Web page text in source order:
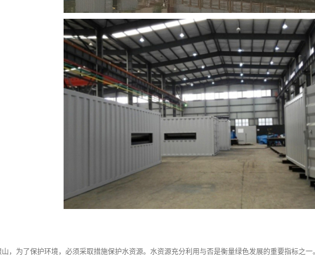
，为了保护环境，必须采取措施保护水资源。水资源充分利用与否是衡量绿色发展的重要指标之